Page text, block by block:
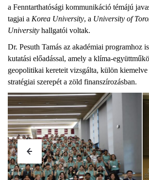
a Fenntarthatósági kommunikáció témájú
tagjai a Korea University, a University of
University hallgatói voltak.
Dr. Pesuth Tamás az akadémiai programhoz
kutatási előadással, amely a klíma-
geopolitikai kereteit vizsgálta, külön
stratégiai szerepét a zöld finanszírozásban.